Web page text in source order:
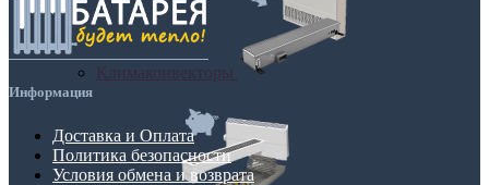
Информация
Доставка и Оплата
Политика безопасности
Условия обмена и возврата